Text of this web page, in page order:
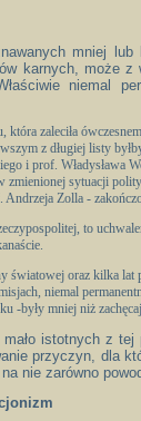
mniej
karnych, może
niemal
która zaleciła
z długiej listy
i prof. Władysława
sytuacji
Zolla -
to
światowej oraz kilka lat
niemal
-były mniej niż
istotnych z
przyczyn, dla
nie zarówno